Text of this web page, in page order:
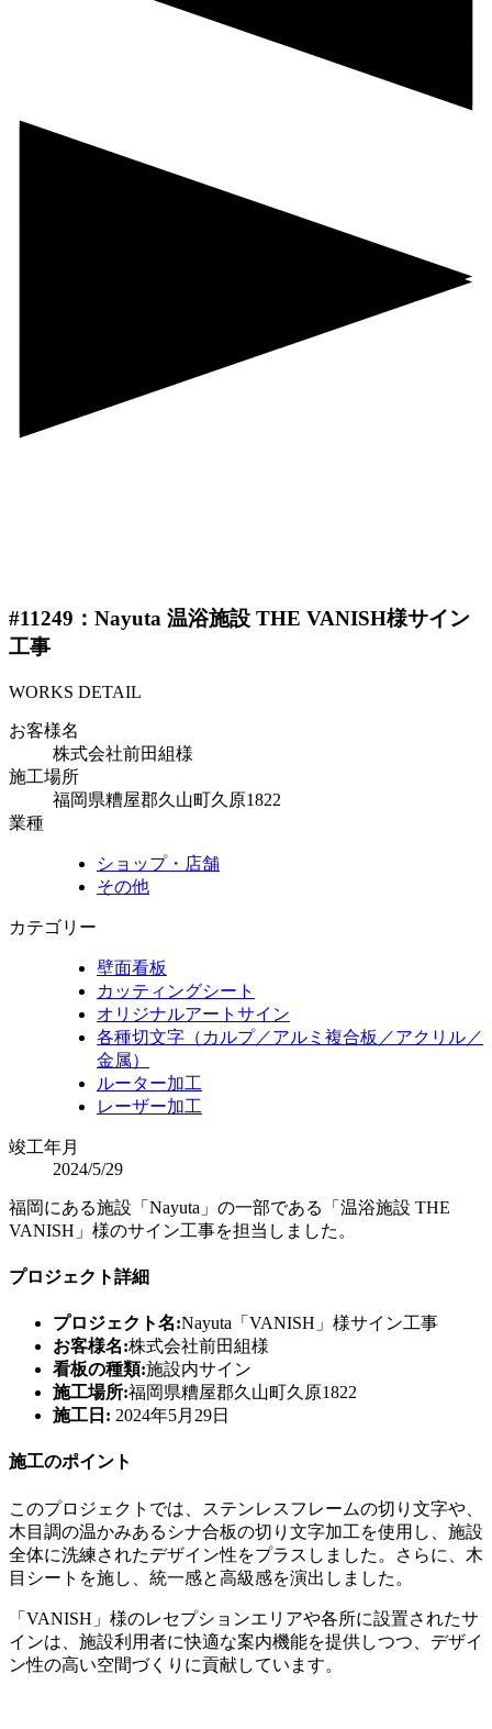
#11249：Nayuta 温浴施設 THE VANISH様サイン
工事
WORKS DETAIL
お客様名
株式会社前田組様
施工場所
福岡県糟屋郡久山町久原1822
業種
ショップ・店舗
その他
カテゴリー
壁面看板
カッティングシート
オリジナルアートサイン
各種切文字（カルプ／アルミ複合板／アクリル／
金属）
ルーター加工
レーザー加工
竣工年月
2024/5/29
福岡にある施設「Nayuta」の一部である「温浴施設 THE
VANISH」様のサイン工事を担当しました。
プロジェクト詳細
プロジェクト名:Nayuta「VANISH」様サイン工事
お客様名:株式会社前田組様
看板の種類:施設内サイン
施工場所:福岡県糟屋郡久山町久原1822
施工日: 2024年5月29日
施工のポイント
このプロジェクトでは、ステンレスフレームの切り文字や、
木目調の温かみあるシナ合板の切り文字加工を使用し、施設
全体に洗練されたデザイン性をプラスしました。さらに、木
目シートを施し、統一感と高級感を演出しました。
「VANISH」様のレセプションエリアや各所に設置されたサ
インは、施設利用者に快適な案内機能を提供しつつ、デザイ
ン性の高い空間づくりに貢献しています。